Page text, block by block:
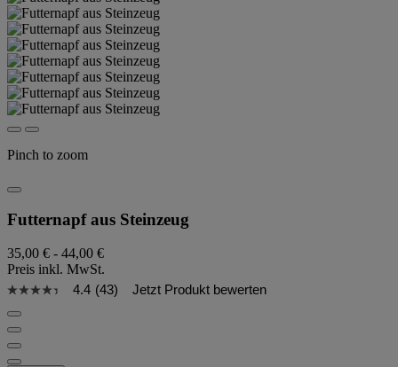
Pinch to zoom
Futternapf aus Steinzeug
35,00 € - 44,00 €
Preis inkl. MwSt.
4.4 (43) Jetzt Produkt bewerten